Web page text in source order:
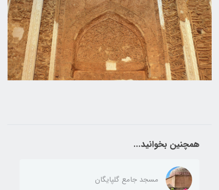
همچنین بخوانید...
مسجد جامع گلپایگان